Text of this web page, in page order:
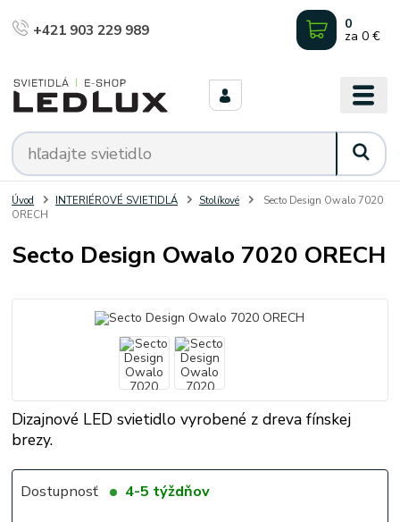
+421 903 229 989 0
za 0 €
Úvod INTERIÉROVÉ SVIETIDLÁ Stolíkové
Secto Design Owalo 7020
ORECH
Secto Design Owalo 7020 ORECH
Dizajnové LED svietidlo vyrobené z dreva fínskej
brezy.
Dostupnosť 4-5 týždňov